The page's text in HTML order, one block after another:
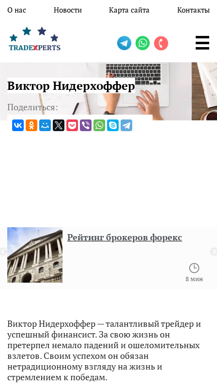
Перейти к основному содержанию
О нас Новости Карта сайта Контакты
Виктор Нидерхоффер
Поделиться:
Рейтинг брокеров форекс
8 мин
Виктор Нидерхоффер — талантливый трейдер и
успешный финансист. За свою жизнь он
претерпел немало падений и ошеломительных
взлетов. Своим успехом он обязан
нетрадиционному взгляду на жизнь и
стремлением к победам.